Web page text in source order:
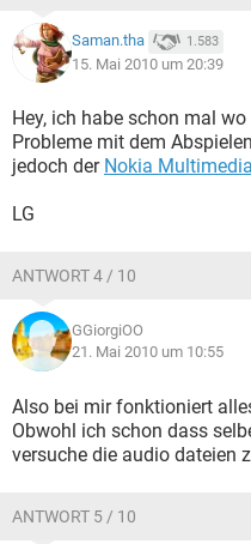
Saman.tha 1.583
15. Mai 2010 um 20:39
Hey, ich habe schon mal
Probleme mit dem
jedoch der Nokia
LG
ANTWORT 4 / 10
GGiorgiOO
21. Mai 2010 um 10:55
Also bei mir fonktioniert
Obwohl ich schon dass
versuche die audio dateien
ANTWORT 5 / 10